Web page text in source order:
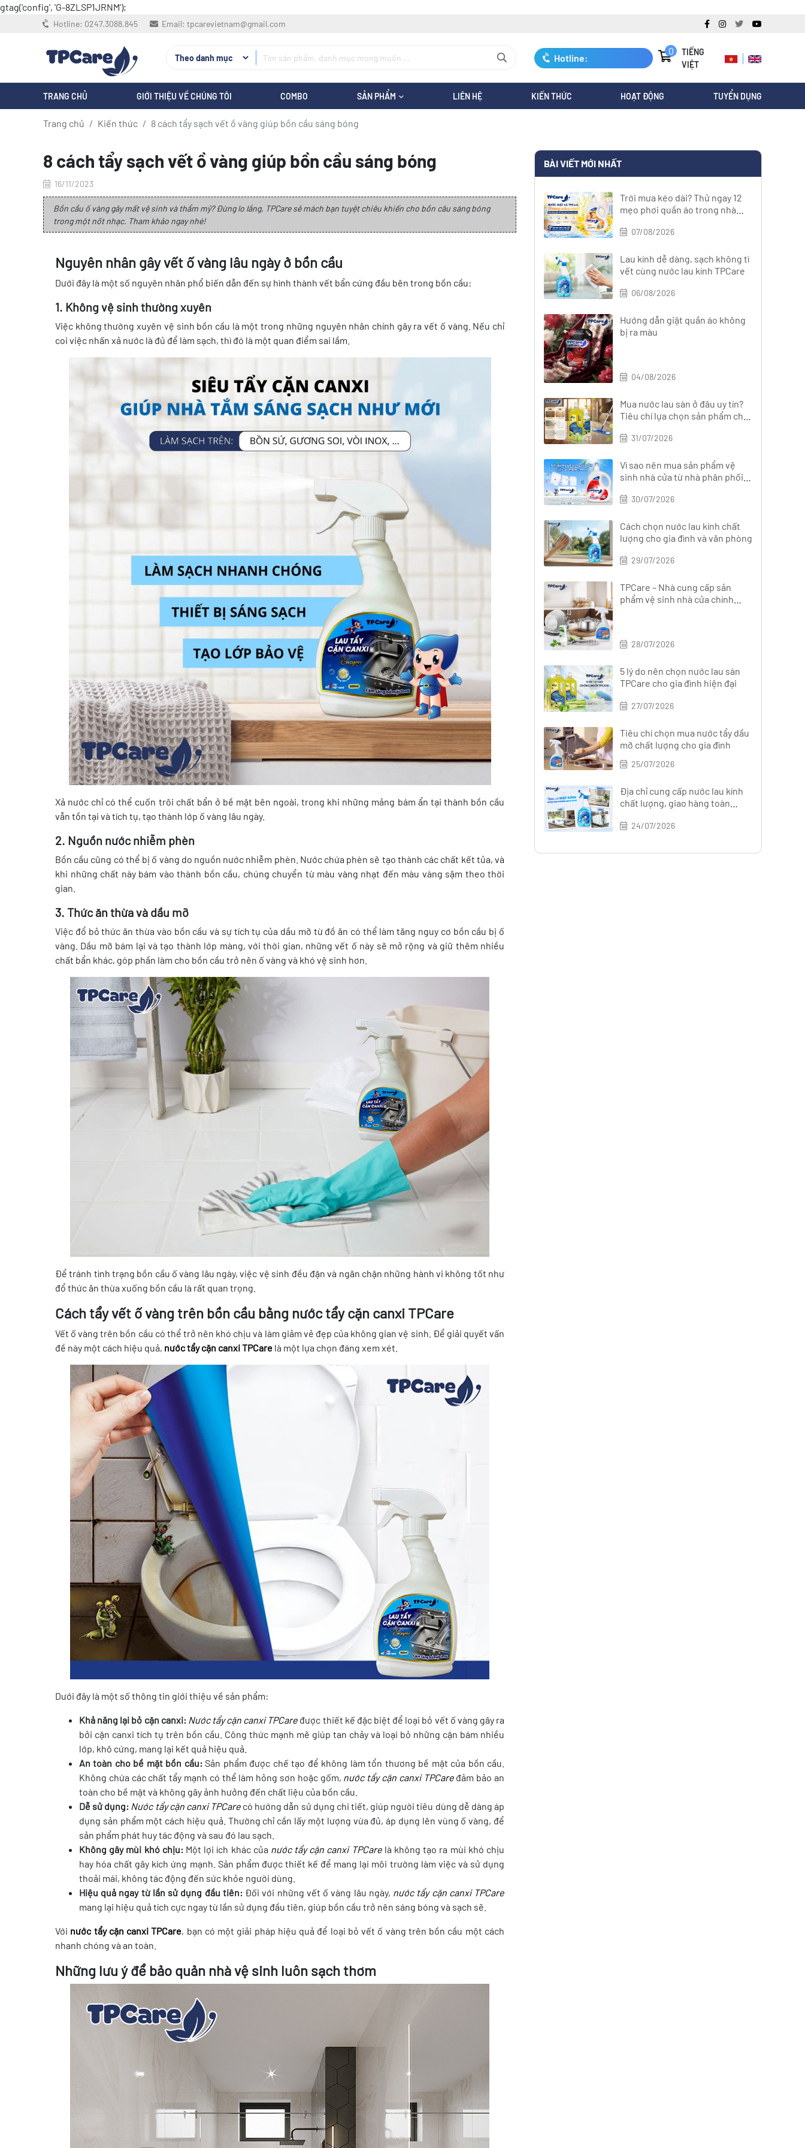
gtag('config', 'G-8ZLSP1JRNM');
Hotline: 0247.3088.845 Email: tpcarevietnam@gmail.com
Hotline:
0247.3088.845
0
TIẾNG
VIỆT
TRANG CHỦ GIỚI THIỆU VỀ CHÚNG TÔI COMBO SẢN PHẨM LIÊN HỆ KIẾN THỨC HOẠT ĐỘNG TUYỂN DỤNG
Trang chủ Kiến thức 8 cách tẩy sạch vết ồ vàng giúp bồn cầu sáng bóng
8 cách tẩy sạch vết ồ vàng giúp bồn cầu sáng bóng
16/11/2023
Bồn cầu ố vàng gây mất vệ sinh và thẩm mỹ? Đừng lo lắng, TPCare sẽ mách bạn tuyệt chiêu khiến cho bồn câu sáng bóng
trong một nốt nhạc. Tham khảo ngay nhé!
Nguyên nhân gây vết ố vàng lâu ngày ở bồn cầu
Dưới đây là một số nguyên nhân phổ biến dẫn đến sự hình thành vết bẩn cứng đầu bên trong bồn cầu:
1. Không vệ sinh thường xuyên
Việc không thường xuyên vệ sinh bồn cầu là một trong những nguyên nhân chính gây ra vết ố vàng. Nếu chỉ
coi việc nhấn xả nước là đủ để làm sạch, thì đó là một quan điểm sai lầm.
Xả nước chỉ có thể cuốn trôi chất bẩn ở bề mặt bên ngoài, trong khi những mảng bám ẩn tại thành bồn cầu
vẫn tồn tại và tích tụ, tạo thành lớp ố vàng lâu ngày.
2. Nguồn nước nhiễm phèn
Bồn cầu cũng có thể bị ố vàng do nguồn nước nhiễm phèn. Nước chứa phèn sẽ tạo thành các chất kết tủa, và
khi những chất này bám vào thành bồn cầu, chúng chuyển từ màu vàng nhạt đến màu vàng sậm theo thời
gian.
3. Thức ăn thừa và dầu mỡ
Việc đổ bỏ thức ăn thừa vào bồn cầu và sự tích tụ của dầu mỡ từ đồ ăn có thể làm tăng nguy cơ bồn cầu bị ố
vàng. Dầu mỡ bám lại và tạo thành lớp màng, với thời gian, những vết ố này sẽ mở rộng và giữ thêm nhiều
chất bẩn khác, góp phần làm cho bồn cầu trở nên ố vàng và khó vệ sinh hơn.
Để tránh tình trạng bồn cầu ố vàng lâu ngày, việc vệ sinh đều đặn và ngăn chặn những hành vi không tốt như
đổ thức ăn thừa xuống bồn cầu là rất quan trọng.
Cách tẩy vết ố vàng trên bồn cầu bằng nước tẩy cặn canxi TPCare
Vết ố vàng trên bồn cầu có thể trở nên khó chịu và làm giảm vẻ đẹp của không gian vệ sinh. Để giải quyết vấn
đề này một cách hiệu quả, nước tẩy cặn canxi TPCare là một lựa chọn đáng xem xét.
Dưới đây là một số thông tin giới thiệu về sản phẩm:
Khả năng lại bỏ cặn canxi: Nước tẩy cặn canxi TPCare được thiết kế đặc biệt để loại bỏ vết ố vàng gây ra
bởi cặn canxi tích tụ trên bồn cầu. Công thức mạnh mẽ giúp tan chảy và loại bỏ những cặn bám nhiều
lớp, khô cứng, mang lại kết quả hiệu quả.
An toàn cho bề mặt bồn cầu:Sản phẩm được chế tạo để không làm tổn thương bề mặt của bồn cầu.
Không chứa các chất tẩy mạnh có thể làm hỏng sơn hoặc gốm, nước tẩy cặn canxi TPCaređảm bảo an
toàn cho bề mặt và không gây ảnh hưởng đến chất liệu của bồn cầu.
Dễ sử dụng: Nước tẩy cặn canxi TPCare có hướng dẫn sử dụng chi tiết, giúp người tiêu dùng dễ dàng áp
dụng sản phẩm một cách hiệu quả. Thường chỉ cần lấy một lượng vừa đủ, áp dụng lên vùng ố vàng, để
sản phẩm phát huy tác động và sau đó lau sạch.
Không gây mùi khó chịu:Một lợi ích khác của nước tẩy cặn canxi TPCarelà không tạo ra mùi khó chịu
hay hóa chất gây kích ứng mạnh. Sản phẩm được thiết kế để mang lại môi trường làm việc và sử dụng
thoải mái, không tác động đến sức khỏe người dùng.
Hiệu quả ngay từ lần sử dụng đầu tiên:Đối với những vết ố vàng lâu ngày, nước tẩy cặn canxi TPCare
mang lại hiệu quả tích cực ngay từ lần sử dụng đầu tiên, giúp bồn cầu trở nên sáng bóng và sạch sẽ.
Với nước tẩy cặn canxi TPCare, bạn có một giải pháp hiệu quả để loại bỏ vết ố vàng trên bồn cầu một cách
nhanh chóng và an toàn.
Những lưu ý để bảo quản nhà vệ sinh luôn sạch thơm
BÀI VIẾT MỚI NHẤT
Trời mưa kéo dài? Thử ngay 12
mẹo phơi quần áo trong nhà
07/08/2026
Lau kính dễ dàng, sạch không tì
vết cùng nước lau kính TPCare
06/08/2026
Hướng dẫn giặt quần áo không
bị ra màu
04/08/2026
Mua nước lau sàn ở đâu uy tín?
Tiêu chí lựa chọn sản phẩm chất
31/07/2026
Vì sao nên mua sản phẩm vệ
sinh nhà cửa từ nhà phân phối
30/07/2026
Cách chọn nước lau kính chất
lượng cho gia đình và văn phòng
29/07/2026
TPCare – Nhà cung cấp sản
phẩm vệ sinh nhà cửa chính
28/07/2026
5 lý do nên chọn nước lau sàn
TPCare cho gia đình hiện đại
27/07/2026
Tiêu chí chọn mua nước tẩy dầu
mỡ chất lượng cho gia đình
25/07/2026
Địa chỉ cung cấp nước lau kính
chất lượng, giao hàng toàn
24/07/2026